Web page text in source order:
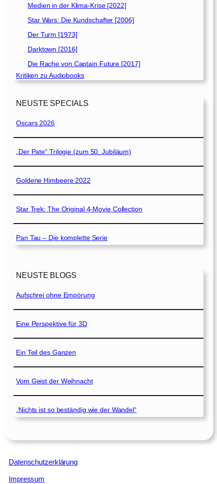
Medien in der Klima-Krise [2022]
Star Wars: Die Kundschafter [2006]
Der Turm [1973]
Darktown [2016]
Die Rache von Captain Future [2017]
Kritiken zu Audiobooks
NEUSTE SPECIALS
Oscars 2026
„Der Pate“ Trilogie (zum 50. Jubiläum)
Goldene Himbeere 2022
Star Trek: The Original 4-Movie Collection
Pan Tau – Die komplette Serie
NEUSTE BLOGS
Aufschrei ohne Empörung
Eine Perspektive für 3D
Ein Teil des Ganzen
Vom Geist der Weihnacht
„Nichts ist so beständig wie der Wandel“
Datenschutzerklärung
Impressum